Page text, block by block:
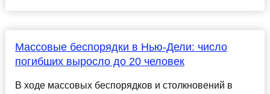
Массовые беспорядки в Нью-Дели: число
погибших выросло до 20 человек
В ходе массовых беспорядков и столкновений в